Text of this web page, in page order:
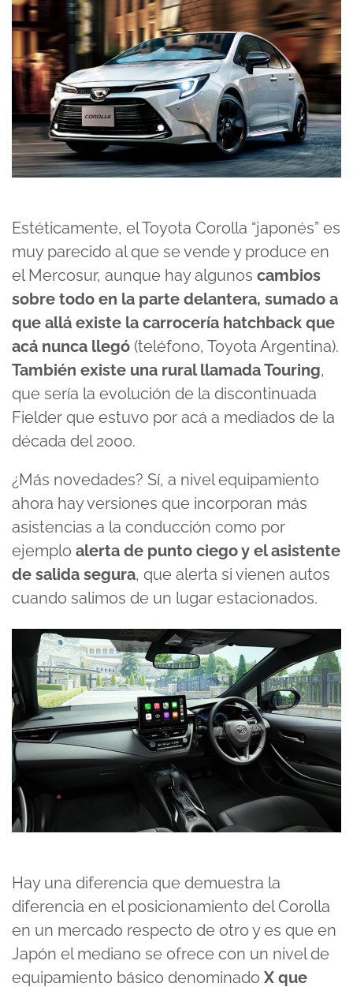
Estéticamente, el Toyota Corolla “japonés” es
muy parecido al que se vende y produce en
el Mercosur, aunque hay algunos cambios
sobre todo en la parte delantera, sumado a
que allá existe la carrocería hatchback que
acá nunca llegó (teléfono, Toyota Argentina).
También existe una rural llamada Touring,
que sería la evolución de la discontinuada
Fielder que estuvo por acá a mediados de la
década del 2000.
¿Más novedades? Sí, a nivel equipamiento
ahora hay versiones que incorporan más
asistencias a la conducción como por
ejemplo alerta de punto ciego y el asistente
de salida segura, que alerta si vienen autos
cuando salimos de un lugar estacionados.
Hay una diferencia que demuestra la
diferencia en el posicionamiento del Corolla
en un mercado respecto de otro y es que en
Japón el mediano se ofrece con un nivel de
equipamiento básico denominado X que